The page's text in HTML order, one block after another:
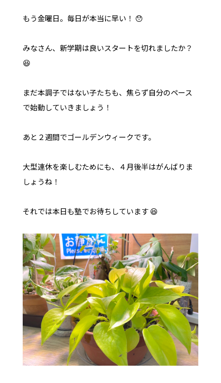
もう金曜日。毎日が本当に早い！ 😯
みなさん、新学期は良いスタートを切れましたか？
😆
まだ本調子ではない子たちも、焦らず自分のペース
で始動していきましょう！
あと２週間でゴールデンウィークです。
大型連休を楽しむためにも、４月後半はがんばりま
しょうね！
それでは本日も塾でお待ちしています 😆